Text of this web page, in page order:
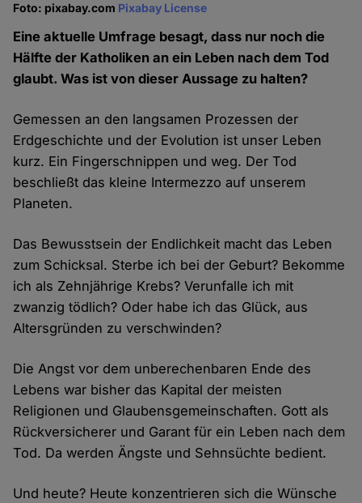
Foto: pixabay.com Pixabay License
Eine aktuelle Umfrage besagt, dass nur noch die
Hälfte der Katholiken an ein Leben nach dem Tod
glaubt. Was ist von dieser Aussage zu halten?
Gemessen an den langsamen Prozessen der
Erdgeschichte und der Evolution ist unser Leben
kurz. Ein Fingerschnippen und weg. Der Tod
beschließt das kleine Intermezzo auf unserem
Planeten.
Das Bewusstsein der Endlichkeit macht das Leben
zum Schicksal. Sterbe ich bei der Geburt? Bekomme
ich als Zehnjährige Krebs? Verunfalle ich mit
zwanzig tödlich? Oder habe ich das Glück, aus
Altersgründen zu verschwinden?
Die Angst vor dem unberechenbaren Ende des
Lebens war bisher das Kapital der meisten
Religionen und Glaubensgemeinschaften. Gott als
Rückversicherer und Garant für ein Leben nach dem
Tod. Da werden Ängste und Sehnsüchte bedient.
Und heute? Heute konzentrieren sich die Wünsche